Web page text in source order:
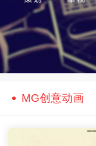
MG创意动画